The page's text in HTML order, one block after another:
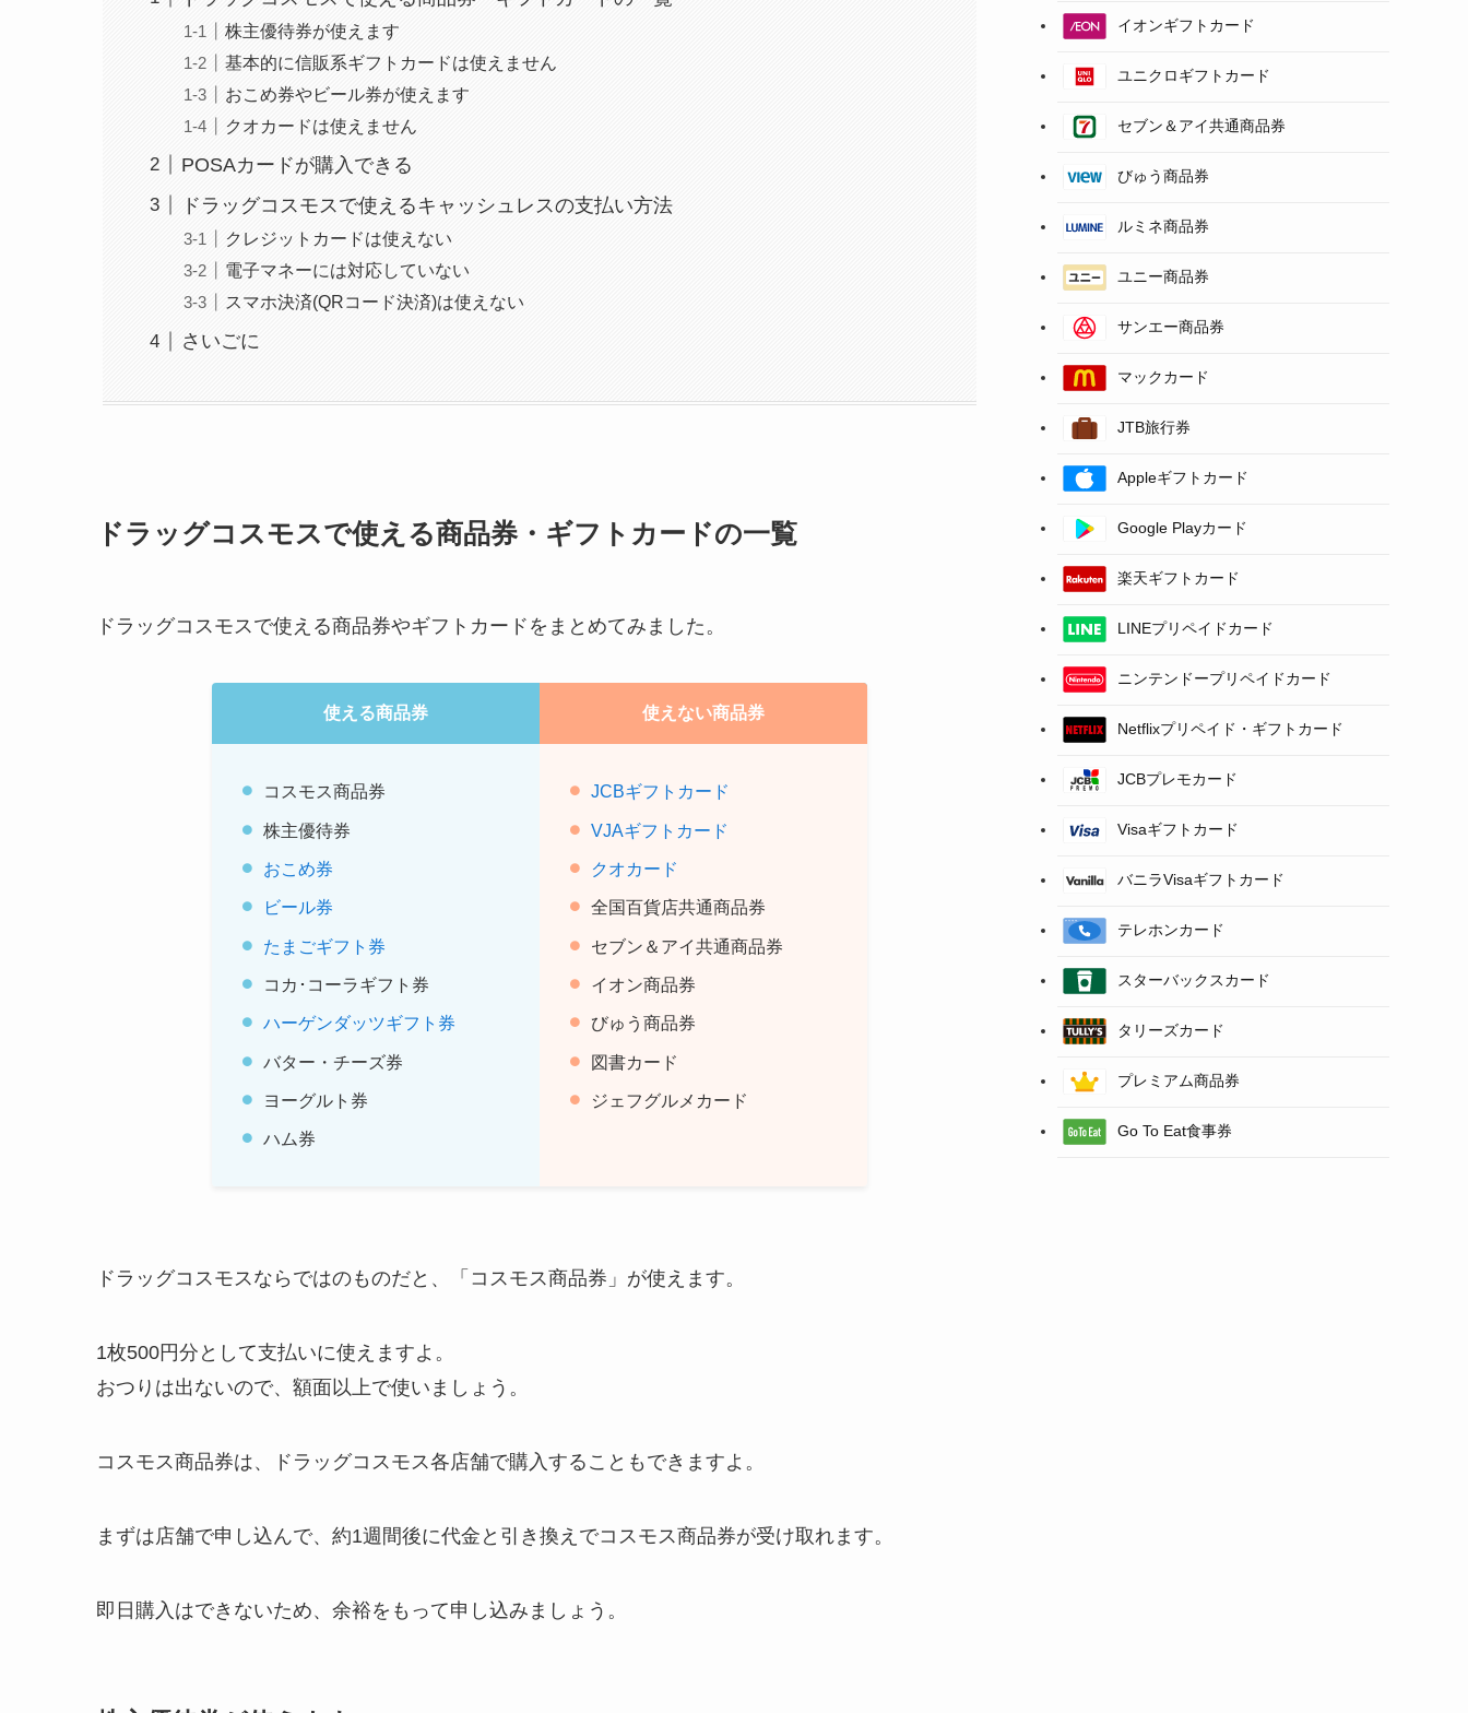
株主優待券が使えます
基本的に信販系ギフトカードは使えません
おこめ券やビール券が使えます
クオカードは使えません
POSAカードが購入できる
ドラッグコスモスで使えるキャッシュレスの支払い方法
クレジットカードは使えない
電子マネーには対応していない
スマホ決済(QRコード決済)は使えない
さいごに
ドラッグコスモスで使える商品券・ギフトカードの一覧
ドラッグコスモスで使える商品券やギフトカードをまとめてみました。
使える商品券 使えない商品券
コスモス商品券
株主優待券
おこめ券
ビール券
たまごギフト券
コカ･コーラギフト券
ハーゲンダッツギフト券
バター・チーズ券
ヨーグルト券
ハム券
JCBギフトカード
VJAギフトカード
クオカード
全国百貨店共通商品券
セブン＆アイ共通商品券
イオン商品券
びゅう商品券
図書カード
ジェフグルメカード
ドラッグコスモスならではのものだと、「コスモス商品券」が使えます。
1枚500円分として支払いに使えますよ。
おつりは出ないので、額面以上で使いましょう。
コスモス商品券は、ドラッグコスモス各店舗で購入することもできますよ。
まずは店舗で申し込んで、約1週間後に代金と引き換えでコスモス商品券が受け取れます。
即日購入はできないため、余裕をもって申し込みましょう。
イオンギフトカード
ユニクロギフトカード
セブン＆アイ共通商品券
びゅう商品券
ルミネ商品券
ユニー商品券
サンエー商品券
マックカード
JTB旅行券
Appleギフトカード
Google Playカード
楽天ギフトカード
LINEプリペイドカード
ニンテンドープリペイドカード
Netflixプリペイド・ギフトカード
JCBプレモカード
Visaギフトカード
バニラVisaギフトカード
テレホンカード
スターバックスカード
タリーズカード
プレミアム商品券
Go To Eat食事券